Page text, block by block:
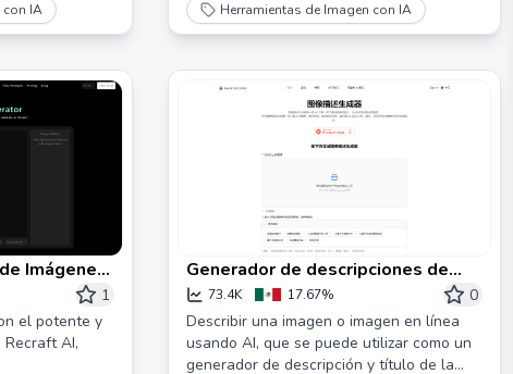
con IA Herramientas de Imagen con IA
Imágenes
Recraft v3
1
el potente y
AI,
Generador de descripciones de
imágenes - Herramienta de
descripción de imágenes AI en
línea
73.4K 17.67%
0
Describir una imagen o imagen en línea
usando AI, que se puede utilizar como un
generador de descripción y título de la